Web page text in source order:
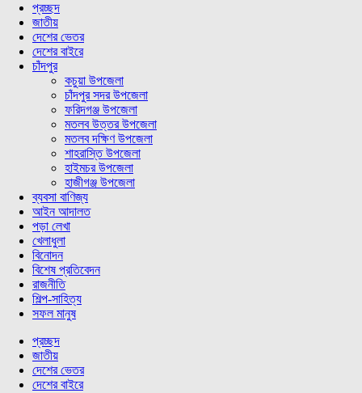
প্রচ্ছদ
জাতীয়
দেশের ভেতর
দেশের বাইরে
চাঁদপুর
কচুয়া উপজেলা
চাঁদপুর সদর উপজেলা
ফরিদগঞ্জ উপজেলা
মতলব উত্তর উপজেলা
মতলব দক্ষিণ উপজেলা
শাহরাস্তি উপজেলা
হাইমচর উপজেলা
হাজীগঞ্জ উপজেলা
ব্যবসা বাণিজ্য
আইন আদালত
পড়া লেখা
খেলাধুলা
বিনোদন
বিশেষ প্রতিবেদন
রাজনীতি
শিল্প-সাহিত্য
সফল মানুষ
প্রচ্ছদ
জাতীয়
দেশের ভেতর
দেশের বাইরে